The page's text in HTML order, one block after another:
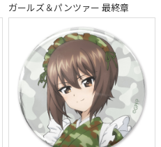
ガールズ＆パンツァー 最終章